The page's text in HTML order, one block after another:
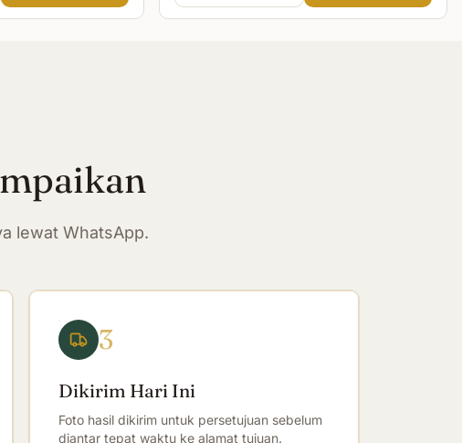
lewat WhatsApp.
3
Dikirim Hari Ini
Foto hasil dikirim untuk persetujuan sebelum
diantar tepat waktu ke alamat tujuan.